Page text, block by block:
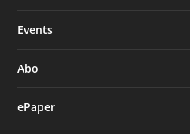
Events
Abo
ePaper